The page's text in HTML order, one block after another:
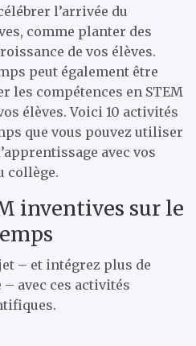
l’arrivée du
comme planter des
de vos élèves.
peut également être
les compétences en STEM
élèves. Voici 10 activités
que vous pouvez utiliser
avec vos
collège.
inventives sur le
– et intégrez plus de
– avec ces activités